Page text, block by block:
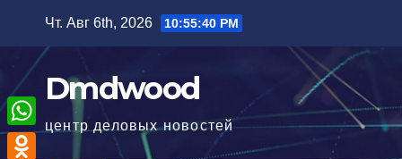
содержимому
Чт. Авг 6th, 2026 10:55:41 PM
Dmdwood
центр деловых новостей
W